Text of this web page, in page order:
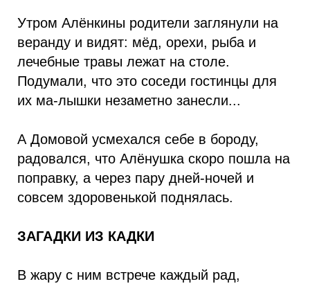
Утром Алёнкины родители заглянули на
веранду и видят: мёд, орехи, рыба и
лечебные травы лежат на столе.
Подумали, что это соседи гостинцы для
их ма-лышки незаметно занесли...
А Домовой усмехался себе в бороду,
радовался, что Алёнушка скоро пошла на
поправку, а через пару дней-ночей и
совсем здоровенькой поднялась.
ЗАГАДКИ ИЗ КАДКИ
В жару с ним встрече каждый рад,